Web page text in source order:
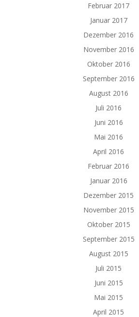
Februar 2017
Januar 2017
Dezember 2016
November 2016
Oktober 2016
September 2016
August 2016
Juli 2016
Juni 2016
Mai 2016
April 2016
Februar 2016
Januar 2016
Dezember 2015
November 2015
Oktober 2015
September 2015
August 2015
Juli 2015
Juni 2015
Mai 2015
April 2015